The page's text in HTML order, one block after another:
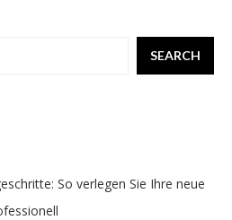
SEARCH
So verlegen Sie Ihre neue